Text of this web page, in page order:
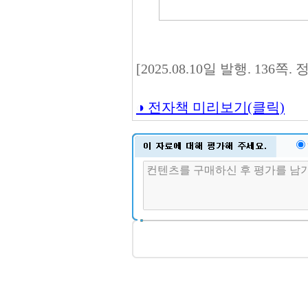
[2025.08.10일 발행. 136쪽.
◑ 전자책 미리보기(클릭)